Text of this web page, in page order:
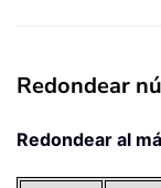
Redondear
Redondear al